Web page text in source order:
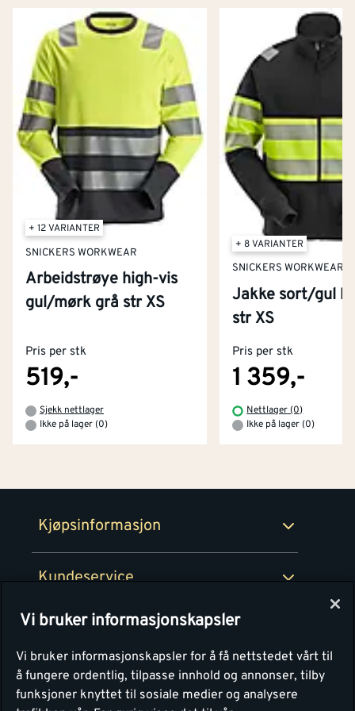
+ 12 VARIANTER
SNICKERS WORKWEAR
Arbeidstrøye high-vis
gul/mørk grå str XS
Pris per stk
519,-
Sjekk nettlager
Ikke på lager (0)
+ 8 VARIANTER
SNICKERS WORKWEAR
Jakke sort/gul
str XS
Pris per stk
1 359,-
Nettlager (0)
Ikke på lager (0)
Kjøpsinformasjon
Kjøpsbetingelser
Retur- og angrerettsskjema
Kundeservice
Kontakt oss
Tjenester
Montér Klubb
Montér
Byggevarehus og åpningstider
Prismatch
Personvern
Vi bruker informasjonskapsler
Vi bruker informasjonskapsler for å få nettstedet vårt til
å fungere ordentlig, tilpasse innhold og annonser, tilby
funksjoner knyttet til sosiale medier og analysere